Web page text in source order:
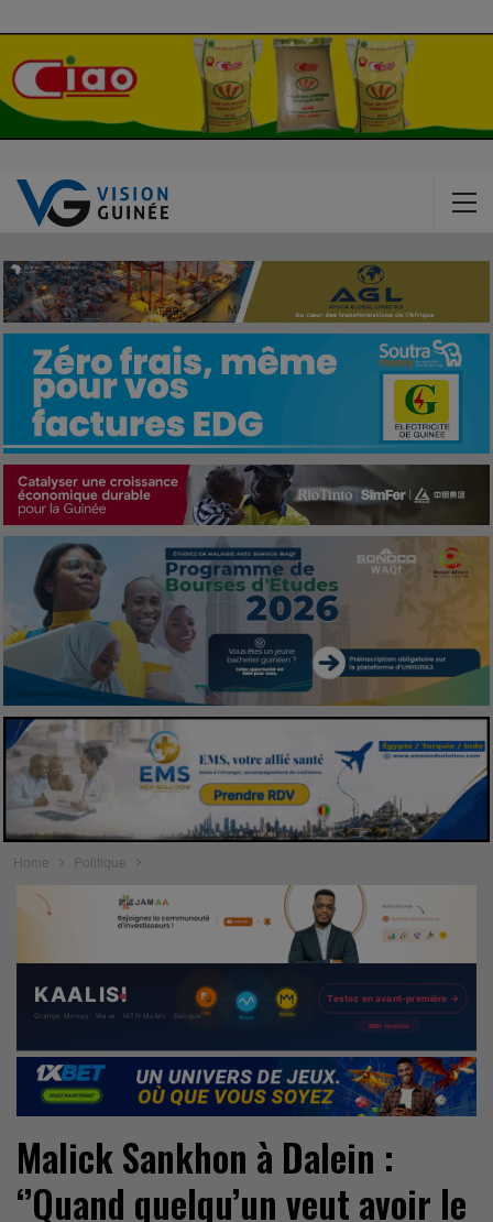
Home Politique
Malick Sankhon à Dalein :
‘’Quand quelqu’un veut avoir le